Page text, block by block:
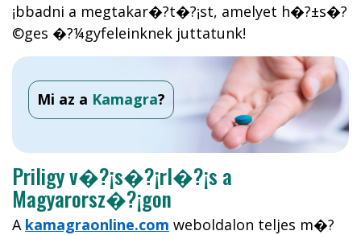
¡bbadni a megtakar�?­t�?¡st, amelyet h�?±s�?
©ges �?¼gyfeleinknek juttatunk!
Mi az a Kamagra?
Priligy v�?¡s�?¡rl�?¡s a
Magyarorsz�?¡gon
A kamagraonline.com weboldalon teljes m�?